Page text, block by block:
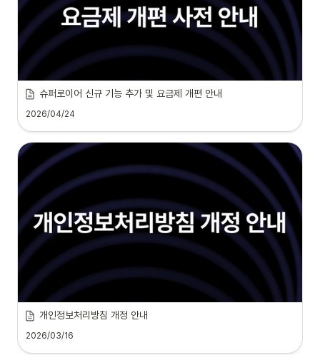
슈퍼로이어 신규 기능 추가 및 요금제 개편 안내
2026/04/24
개인정보처리방침 개정 안내
2026/03/16